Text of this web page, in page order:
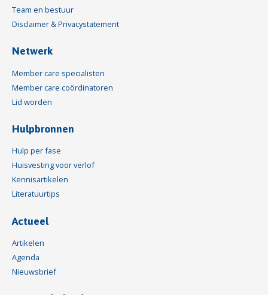
Team en bestuur
Disclaimer & Privacystatement
Netwerk
Member care specialisten
Member care coördinatoren
Lid worden
Hulpbronnen
Hulp per fase
Huisvesting voor verlof
Kennisartikelen
Literatuurtips
Actueel
Artikelen
Agenda
Nieuwsbrief